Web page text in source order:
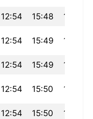
12:54 15:48 19:06
12:54 15:49 19:06
12:54 15:49 19:05
12:54 15:50 19:05
12:54 15:50 19:04